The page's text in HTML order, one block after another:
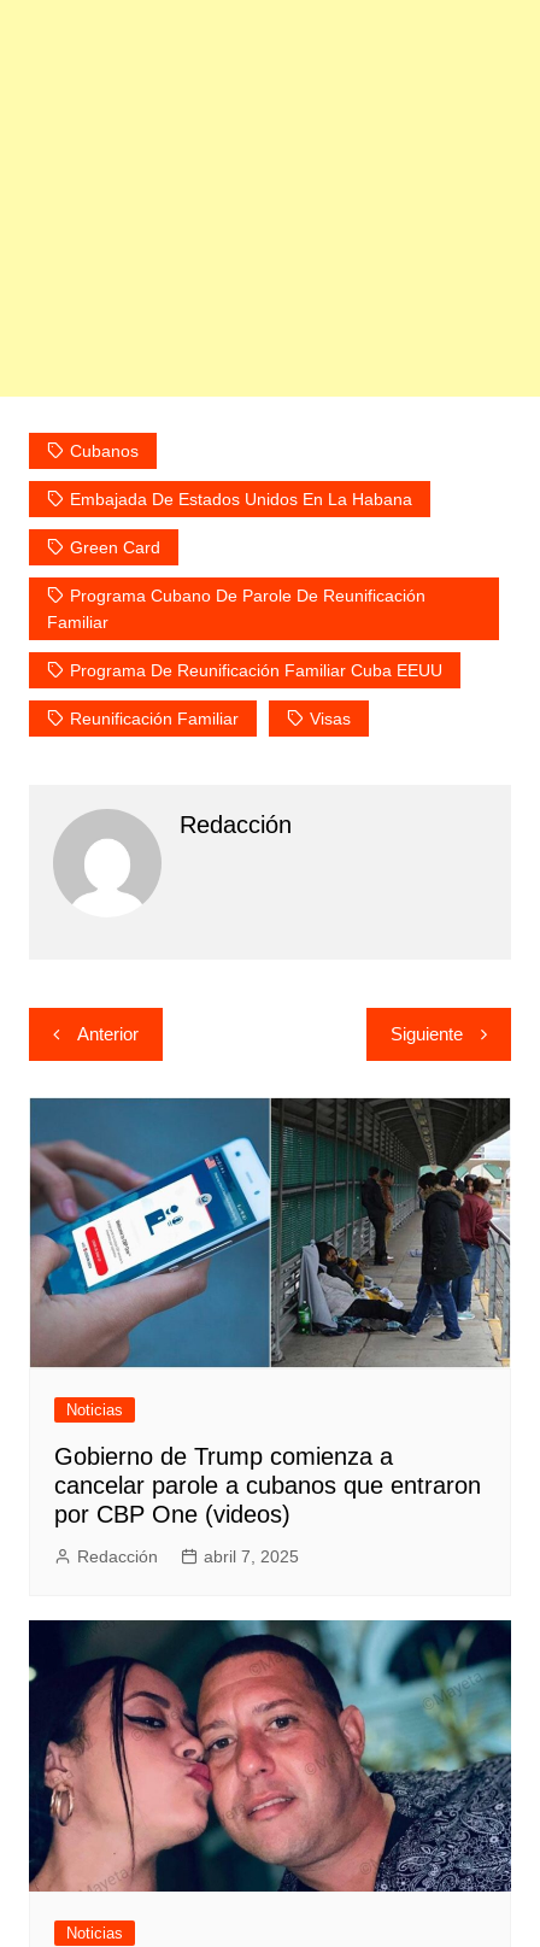
Cubanos
Embajada De Estados Unidos En La Habana
Green Card
Programa Cubano De Parole De Reunificación
Familiar
Programa De Reunificación Familiar Cuba EEUU
Reunificación Familiar Visas
Redacción
Navegación
de
entradas
Anterior Siguiente
Noticias
Gobierno de Trump comienza a
cancelar parole a cubanos que entraron
por CBP One (videos)
Redacción abril 7, 2025
Noticias